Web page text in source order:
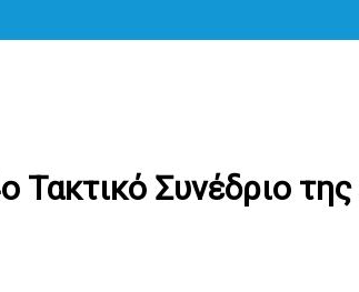
Τακτικό Συνέδριο